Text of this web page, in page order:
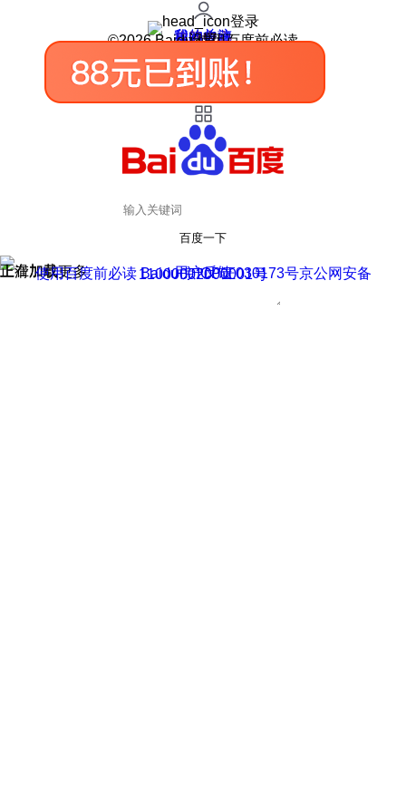
登录
我的关注
我的收藏
皮肤中心
用户反馈
设置
©2026 Baidu 使用百度前必读
百度一下
正在加载
上滑加载更多 用户反馈
使用百度前必读 Baidu 京ICP证030173号
京公网安备11000002000001号